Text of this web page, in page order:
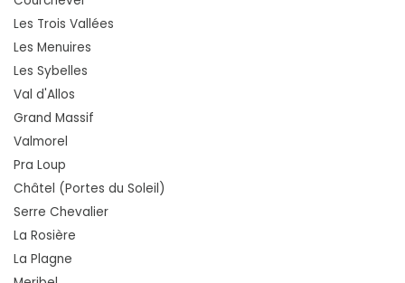
Les Trois Vallées
Les Menuires
Les Sybelles
Val d'Allos
Grand Massif
Valmorel
Pra Loup
Châtel (Portes du Soleil)
Serre Chevalier
La Rosière
La Plagne